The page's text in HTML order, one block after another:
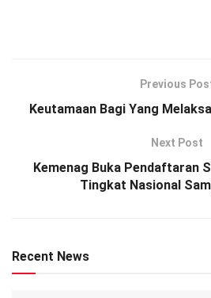
Previous
Keutamaan Bagi Yang
Next Post
Kemenag Buka Pendaftaran
Tingkat Nasional
Recent News